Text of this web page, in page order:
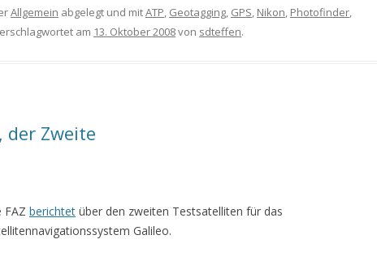
Allgemein abgelegt und mitATP, Geotagging, GPS, Nikon, Photofinder,
am 13. Oktober 2008von sdteffen.
der Zweite
FAZ berichtet über den zweiten Testsatelliten für das
Galileo.